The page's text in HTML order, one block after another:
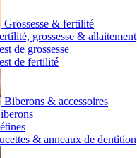
Grossesse & fertilité
grossesse & allaitement
de grossesse
de fertilité
Biberons & accessoires
& anneaux de dentition